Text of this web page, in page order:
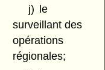
j) le
surveillant des
opérations
régionales;